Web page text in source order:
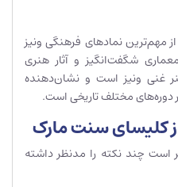
مهم‌ترین نمادهای فرهنگی ونیز
شگفت‌انگیز و آثار هنری
غنی ونیز است و نشان‌دهنده
دوره‌های مختلف تاریخی است.
کلیسای سنت مارک
است چند نکته را مدنظر داشته